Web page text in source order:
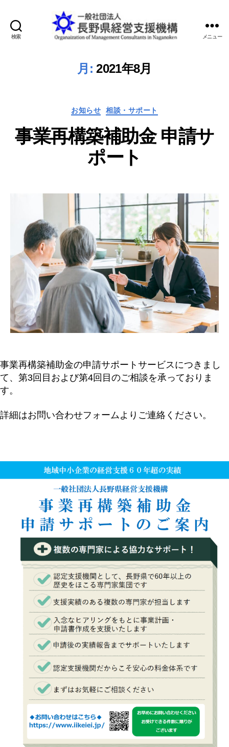
検索
社
長
野
県
経
営
機
構
メニュー
月: 2021年8月
カ
ゴ
リ
ー
お知らせ 相談・サポート
事業再構築補助金 申請サ
ポート
事業再構築補助金の申請サポートサービスにつきまし
て、第3回目および第4回目のご相談を承っておりま
す。
詳細はお問い合わせフォームよりご連絡ください。